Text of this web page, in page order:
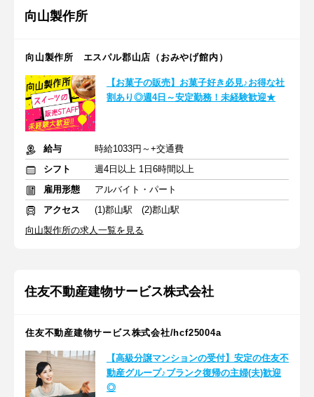
向山製作所
向山製作所 エスパル郡山店（おみやげ館内）
【お菓子の販売】お菓子好き必見♪お得な社
割あり◎週4日～安定勤務！未経験歓迎★
給与
時給1033円～+交通費
シフト
週4日以上 1日6時間以上
雇用形態
アルバイト・パート
アクセス
(1)郡山駅 (2)郡山駅
向山製作所の求人一覧を見る
住友不動産建物サービス株式会社
住友不動産建物サービス株式会社/hcf25004a
【高級分譲マンションの受付】安定の住友不
動産グループ♪ブランク復帰の主婦(夫)歓迎
◎